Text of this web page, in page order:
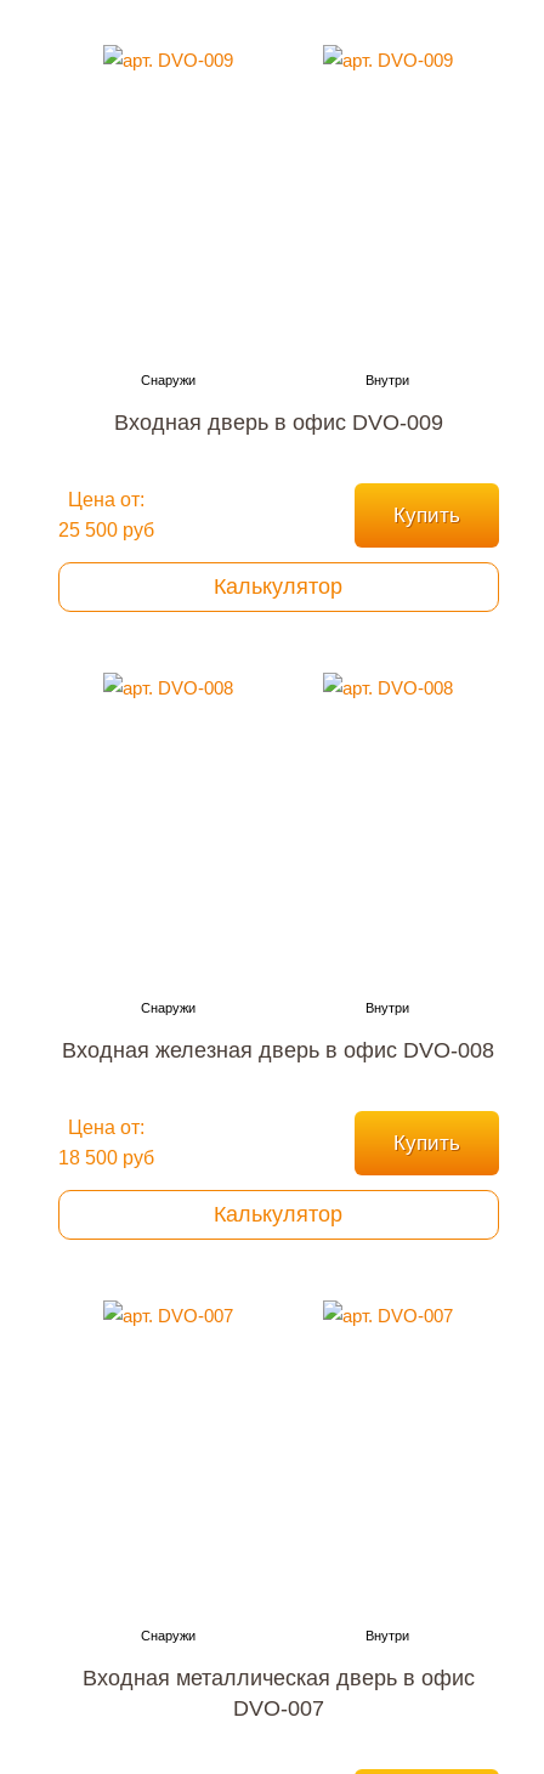
Входная дверь в офис DVO-009
Цена от:
25 500 руб
Купить
Калькулятор
Входная железная дверь в офис DVO-008
Цена от:
18 500 руб
Купить
Калькулятор
Входная металлическая дверь в офис
DVO-007